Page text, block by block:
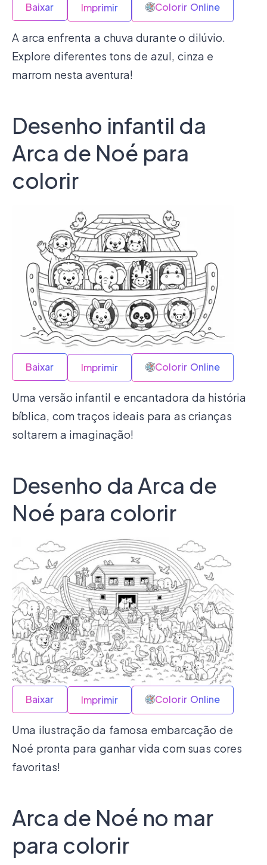
Baixar Imprimir Colorir Online
A arca enfrenta a chuva durante o dilúvio.
Explore diferentes tons de azul, cinza e
marrom nesta aventura!
Desenho infantil da
Arca de Noé para
colorir
Baixar Imprimir Colorir Online
Uma versão infantil e encantadora da história
bíblica, com traços ideais para as crianças
soltarem a imaginação!
Desenho da Arca de
Noé para colorir
Baixar Imprimir Colorir Online
Uma ilustração da famosa embarcação de
Noé pronta para ganhar vida com suas cores
favoritas!
Arca de Noé no mar
para colorir